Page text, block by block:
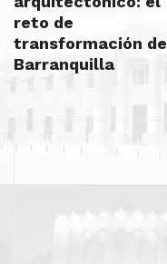
reto de
transformación de
Barranquilla